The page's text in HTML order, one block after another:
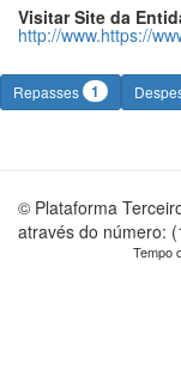
Visitar Site da
http://www.https://
Repasses 1
© Plataforma
através do número:
Tempo